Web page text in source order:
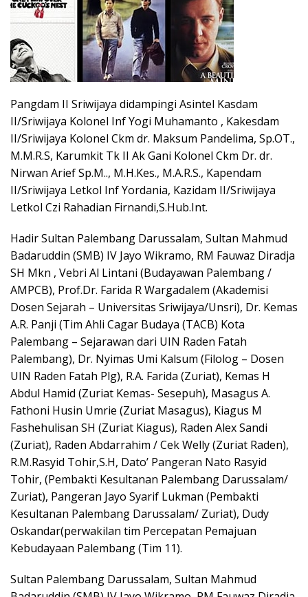
Pangdam II Sriwijaya didampingi Asintel Kasdam
II/Sriwijaya Kolonel Inf Yogi Muhamanto , Kakesdam
II/Sriwijaya Kolonel Ckm dr. Maksum Pandelima, Sp.OT.,
M.M.R.S, Karumkit Tk II Ak Gani Kolonel Ckm Dr. dr.
Nirwan Arief Sp.M.., M.H.Kes., M.A.R.S., Kapendam
II/Sriwijaya Letkol Inf Yordania, Kazidam II/Sriwijaya
Letkol Czi Rahadian Firnandi,S.Hub.Int.
Hadir Sultan Palembang Darussalam, Sultan Mahmud
Badaruddin (SMB) IV Jayo Wikramo, RM Fauwaz Diradja
SH Mkn , Vebri Al Lintani (Budayawan Palembang /
AMPCB), Prof.Dr. Farida R Wargadalem (Akademisi
Dosen Sejarah – Universitas Sriwijaya/Unsri), Dr. Kemas
A.R. Panji (Tim Ahli Cagar Budaya (TACB) Kota
Palembang – Sejarawan dari UIN Raden Fatah
Palembang), Dr. Nyimas Umi Kalsum (Filolog – Dosen
UIN Raden Fatah Plg), R.A. Farida (Zuriat), Kemas H
Abdul Hamid (Zuriat Kemas- Sesepuh), Masagus A.
Fathoni Husin Umrie (Zuriat Masagus), Kiagus M
Fashehulisan SH (Zuriat Kiagus), Raden Alex Sandi
(Zuriat), Raden Abdarrahim / Cek Welly (Zuriat Raden),
R.M.Rasyid Tohir,S.H, Dato’ Pangeran Nato Rasyid
Tohir, (Pembakti Kesultanan Palembang Darussalam/
Zuriat), Pangeran Jayo Syarif Lukman (Pembakti
Kesultanan Palembang Darussalam/ Zuriat), Dudy
Oskandar(perwakilan tim Percepatan Pemajuan
Kebudayaan Palembang (Tim 11).
Sultan Palembang Darussalam, Sultan Mahmud